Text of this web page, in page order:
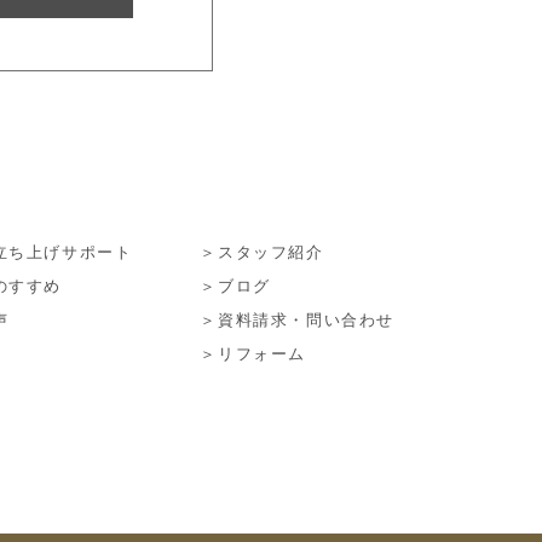
ち上げサポート
すすめ
＞スタッフ紹介
＞ブログ
＞資料請求・問い合わせ
＞リフォーム